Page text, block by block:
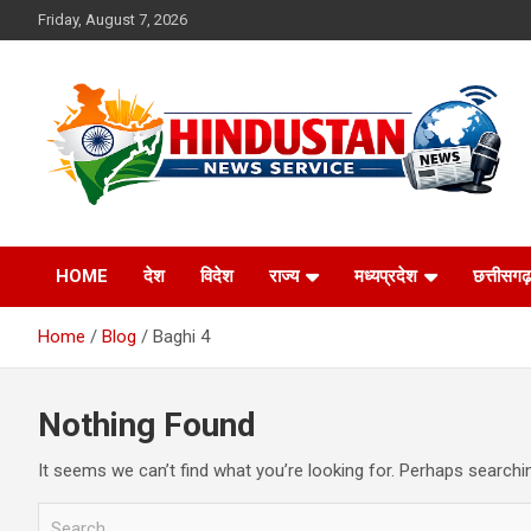
to
Friday, August 7, 2026
Hindustan News
Service
HOME देश विदेश राज्य मध्यप्रदेश छत्तीसगढ़
Home Blog Baghi 4
Nothing Found
It seems we can’t find what you’re looking for. Perhaps